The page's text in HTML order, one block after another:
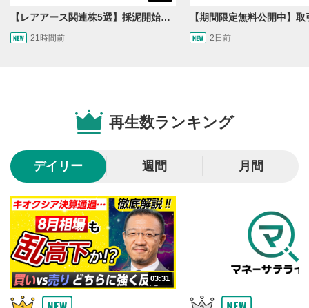
クリックするとYouTubeの「後で見る」の再生リスト
に追加されます。
SNSやメールなどで動画を共有・シェアすることがで
ー内にあります。
シークバー
再生位置を示しています。再生したい位置をクリック
するとその位置から動画が再生されます。
6
再生ボタン
動画が再生または一時停止します。
7
音量調整
【レアアース関連株5選】採泥開始！国産化を目指すレアアースで注目の銘柄は？＜たけぞうNEWS＞
21時間前 2日前
再生数ランキング
デイリー 週間 月間
03:31